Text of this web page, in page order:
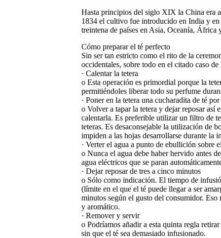
Hasta principios del siglo XIX la China era
1834 el cultivo fue introducido en India y
treintena de países en Asia, Oceanía, África
Cómo preparar el té perfecto
Sin ser tan estricto como el rito de la
occidentales, sobre todo en el citado caso
· Calentar la tetera
o Esta operación es primordial porque la
permitiéndoles liberar todo su perfume
· Poner en la tetera una cucharadita de té
o Volver a tapar la tetera y dejar reposar así
calentarla. Es preferible utilizar un filtro de
teteras. Es desaconsejable la utilización de
impiden a las hojas desarrollarse durante la
· Verter el agua a punto de ebullición sobre
o Nunca el agua debe haber hervido antes
agua eléctricos que se paran
· Dejar reposar de tres a cinco minutos
o Sólo como indicación. El tiempo de
(límite en el que el té puede llegar a ser
minutos según el gusto del consumidor.
y aromático.
· Remover y servir
o Podríamos añadir a esta quinta regla
sin que el té sea demasiado infusionado.